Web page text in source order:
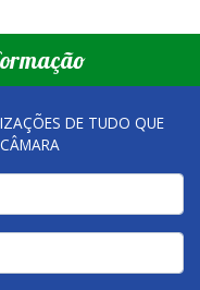
DE TUDO QUE